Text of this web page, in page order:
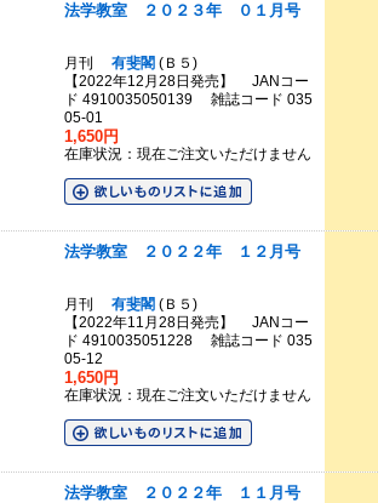
法学教室 ２０２３年 ０１月号
月刊 有斐閣 (Ｂ５)
【2022年12月28日発売】 JANコー
ド 4910035050139 雑誌コード 035
05-01
1,650円
在庫状況：現在ご注文いただけません
法学教室 ２０２２年 １２月号
月刊 有斐閣 (Ｂ５)
【2022年11月28日発売】 JANコー
ド 4910035051228 雑誌コード 035
05-12
1,650円
在庫状況：現在ご注文いただけません
法学教室 ２０２２年 １１月号